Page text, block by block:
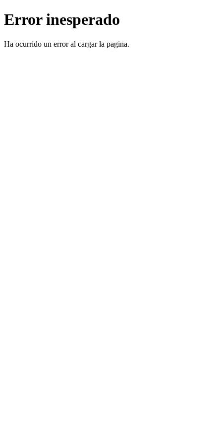
Error inesperado
Ha ocurrido un error al cargar la pagina.